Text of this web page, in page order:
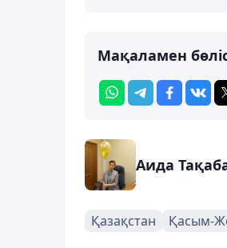
Мақаламен
Аида
Қазақстан Қасым-